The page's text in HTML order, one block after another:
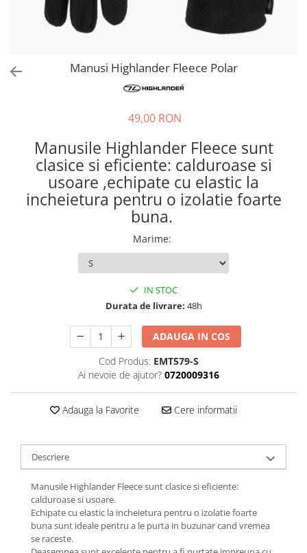
Hidratare
Rucsacuri Alergare
Centuri Alergare
Genti transport echipament
Geluri Energizante Beta Fuel
Geluri Energizante Izotonice
Jachete Puf
Barbati
Femei
Manusi
Femei
Barbati
Femei
Sosete
Alergare
Ciclism
Drumetie
Manusi Highlander Fleece Polar
49,00 RON
Manusile Highlander Fleece sunt
clasice si eficiente: calduroase si
usoare ,echipate cu elastic la
incheietura pentru o izolatie foarte
buna.
Marime:
IN STOC
Durata de livrare: 48h
ADAUGA IN COS
Cod Produs: EMT579-S
Ai nevoie de ajutor? 0720009316
Adauga la Favorite Cere informatii
Descriere
Manusile Highlander Fleece sunt clasice si eficiente:
calduroase si usoare.
Echipate cu elastic la incheietura pentru o izolatie foarte
buna sunt ideale pentru a le purta in buzunar cand vremea
se raceste.